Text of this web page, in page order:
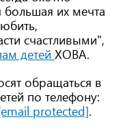
большая их мечта
счастливыми",
детей ХОВА.
обращаться в
по телефону:
protected].